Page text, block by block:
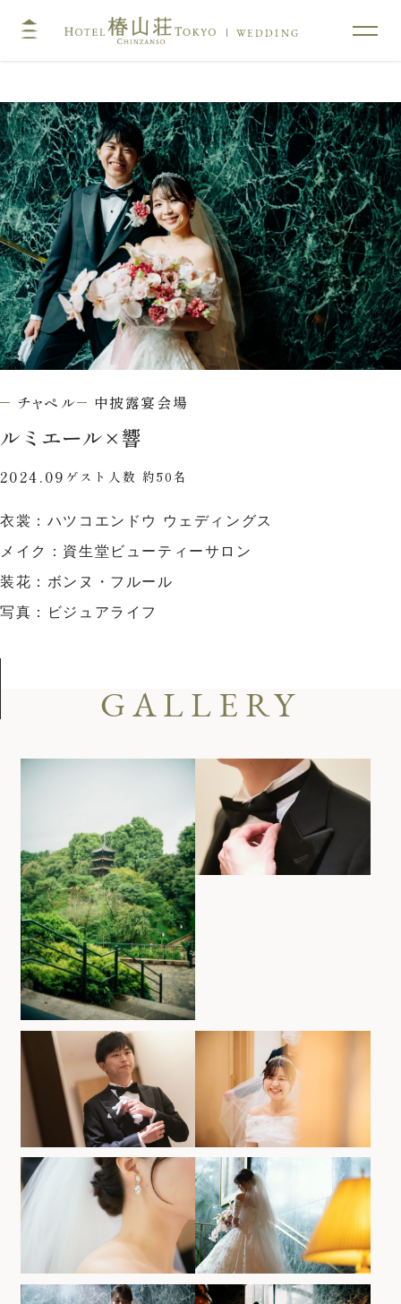
WEDDING
TOP コンセプト
挙式
キリスト教式・人前式
神前挙式
神社挙式
披露宴
大披露宴会場
中披露宴会場
小披露宴会場
料亭ウエディング
フォトガイドツアー 料理
ドレス・和装 プラン
ウエディングレポート
アクセス
トピックス 結婚準備ガイド
お問い合わせ・
ご不明な点やご相談など、
お気軽にお問い合せください
お問合せ ・ 資料請求
ブライダルフェア
ホテル椿山荘東京
TEL.03-3943-0417
営業時間 11:00〜18:00（土日祝 10:00〜19:00）
定休日 火曜日（祝除く）
〒112-8680 東京都文京区関口2-10-8
ホテルサイト
チャペル 中披露宴会場
ルミエール×響
2024.09 ゲスト人数 約50名
衣裳：ハツコエンドウ ウェディングス
メイク：資生堂ビューティーサロン
装花：ボンヌ・フルール
写真：ビジュアライフ
GALLERY